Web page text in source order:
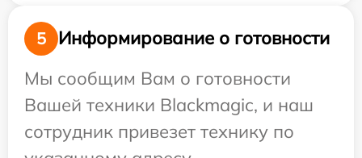
5
Информирование о готовности
Мы сообщим Вам о готовности
Вашей техники Blackmagic, и наш
сотрудник привезет технику по